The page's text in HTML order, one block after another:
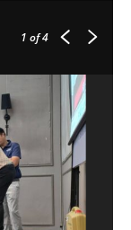
1 of 4